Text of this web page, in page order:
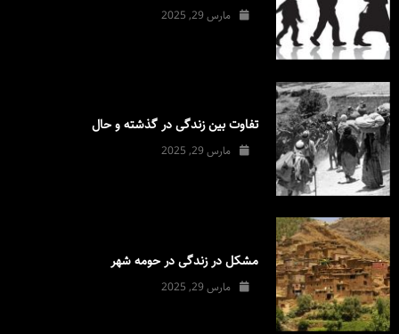
مارس 29, 2025
تفاوت بین زندگی در گذشته و حال
مارس 29, 2025
مشکل در زندگی در حومه شهر
مارس 29, 2025